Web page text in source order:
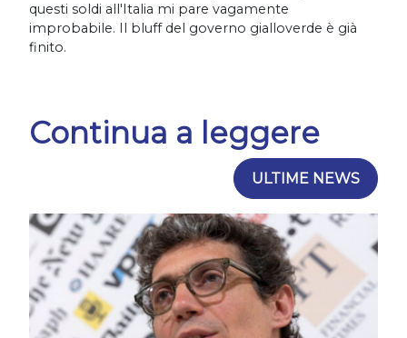
questi soldi all'Italia mi pare vagamente
improbabile. Il bluff del governo gialloverde è già
finito.
Continua a leggere
ULTIME NEWS